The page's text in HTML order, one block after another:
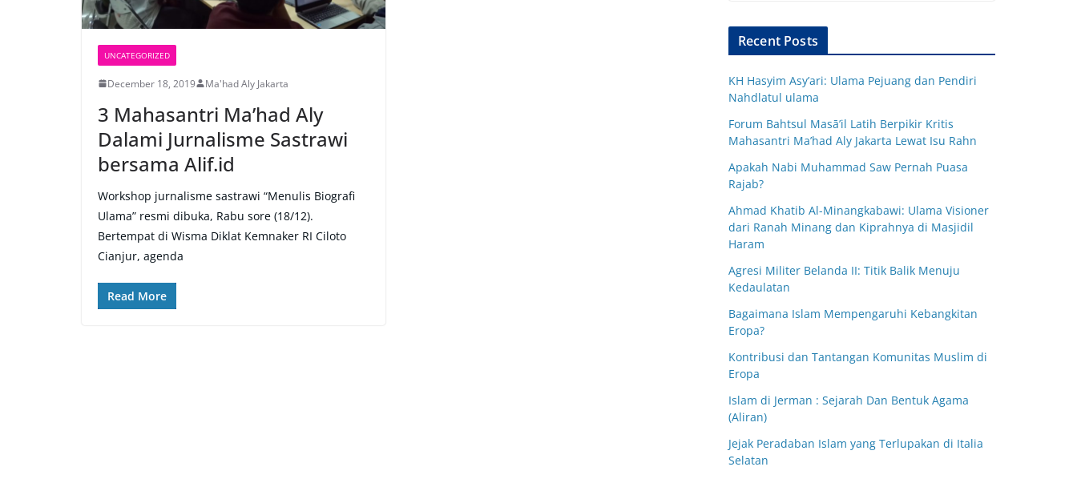
UNCATEGORIZED
December 18, 2019 Ma'had Aly Jakarta
3 Mahasantri Ma’had Aly
Dalami Jurnalisme Sastrawi
bersama Alif.id
Workshop jurnalisme sastrawi “Menulis Biografi
Ulama” resmi dibuka, Rabu sore (18/12).
Bertempat di Wisma Diklat Kemnaker RI Ciloto
Cianjur, agenda
Read More
Recent Posts
KH Hasyim Asy’ari: Ulama Pejuang dan Pendiri
Nahdlatul ulama
Forum Bahtsul Masā’il Latih Berpikir Kritis
Mahasantri Ma’had Aly Jakarta Lewat Isu Rahn
Apakah Nabi Muhammad Saw Pernah Puasa
Rajab?
Ahmad Khatib Al-Minangkabawi: Ulama Visioner
dari Ranah Minang dan Kiprahnya di Masjidil
Haram
Agresi Militer Belanda II: Titik Balik Menuju
Kedaulatan
Bagaimana Islam Mempengaruhi Kebangkitan
Eropa?
Kontribusi dan Tantangan Komunitas Muslim di
Eropa
Islam di Jerman : Sejarah Dan Bentuk Agama
(Aliran)
Jejak Peradaban Islam yang Terlupakan di Italia
Selatan